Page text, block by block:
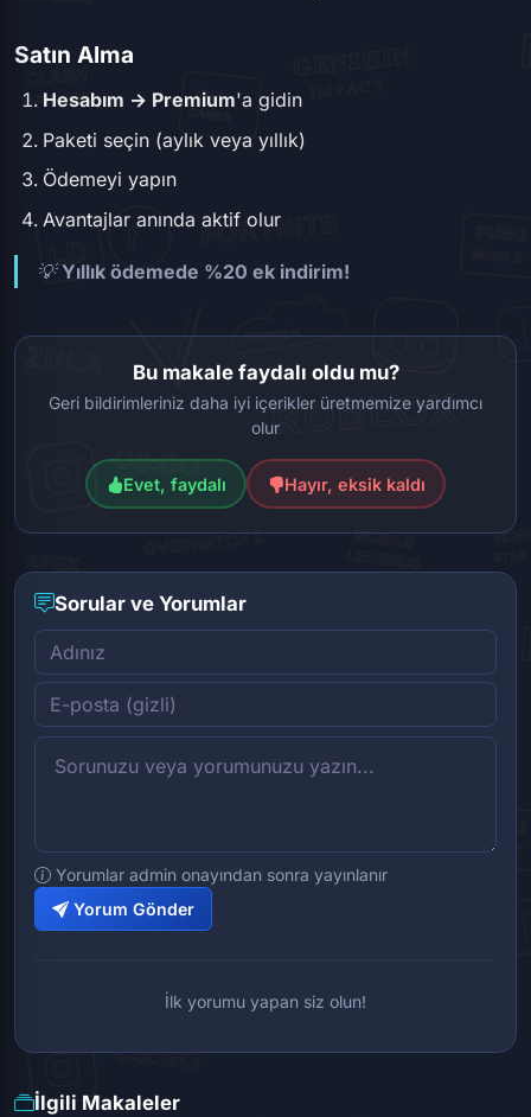
Satın Alma
Hesabım → Premium'a gidin
Paketi seçin (aylık veya yıllık)
Ödemeyi yapın
Avantajlar anında aktif olur
💡Yıllık ödemede %20 ek indirim!
Bu makale faydalı oldu mu?
Geri bildirimleriniz daha iyi içerikler üretmemize yardımcı
olur
Evet, faydalı Hayır, eksik kaldı
Sorular ve Yorumlar
Yorumlar admin onayından sonra yayınlanır
Yorum Gönder
İlk yorumu yapan siz olun!
İlgili Makaleler